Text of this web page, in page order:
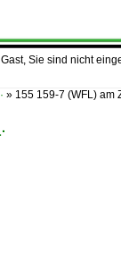
Sie sind nicht
» 155 159-7 (WFL) am